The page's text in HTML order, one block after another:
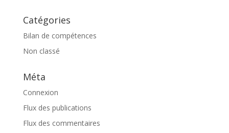
Catégories
Bilan de compétences
Non classé
Méta
Connexion
Flux des publications
Flux des commentaires